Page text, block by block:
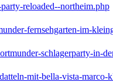
reloaded--northeim.php
fernsehgarten-im-
schlagerparty-in-
mit-bella-vista-marco-